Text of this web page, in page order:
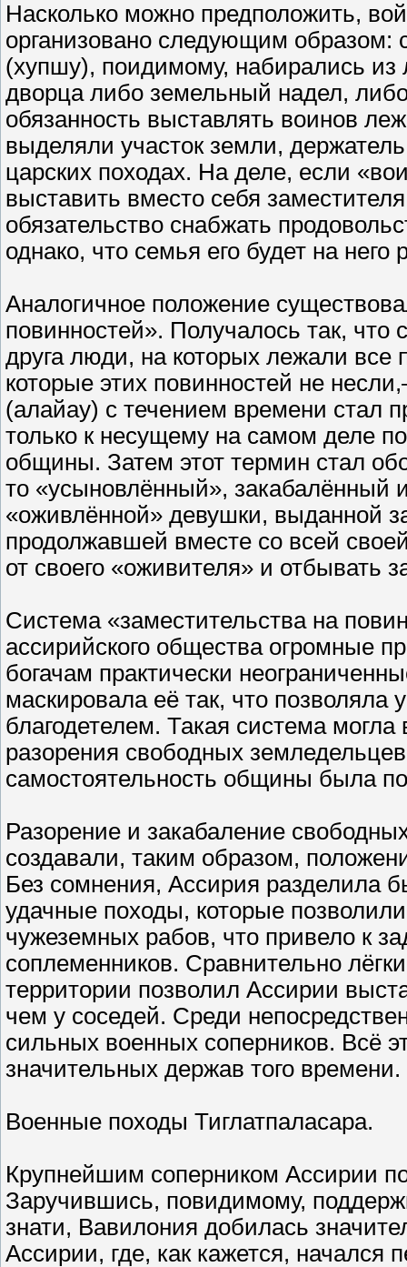
Насколько можно предположить,
организовано следующим образом:
(хупшу), поидимому, набирались
дворца либо земельный надел,
обязанность выставлять воинов
выделяли участок земли,
царских походах. На деле, если
выставить вместо себя
обязательство снабжать
однако, что семья его будет на него
Аналогичное положение
повинностей». Получалось так, что
друга люди, на которых лежали
которые этих повинностей не
(алайау) с течением времени стал
только к несущему на самом деле
общины. Затем этот термин стал
то «усыновлённый», закабалённый
«оживлённой» девушки, выданной
продолжавшей вместе со всей
от своего «оживителя» и отбывать
Система «заместительства на
ассирийского общества огромные
богачам практически
маскировала её так, что позволяла
благодетелем. Такая система могла
разорения свободных
самостоятельность общины была
Разорение и закабаление
создавали, таким образом,
Без сомнения, Ассирия разделила
удачные походы, которые
чужеземных рабов, что привело к
соплеменников. Сравнительно
территории позволил Ассирии
чем у соседей. Среди
сильных военных соперников. Всё
значительных держав того времени.
Военные походы Тиглатпаласара.
Крупнейшим соперником Ассирии
Заручившись, повидимому,
знати, Вавилония добилась
Ассирии, где, как кажется, начался